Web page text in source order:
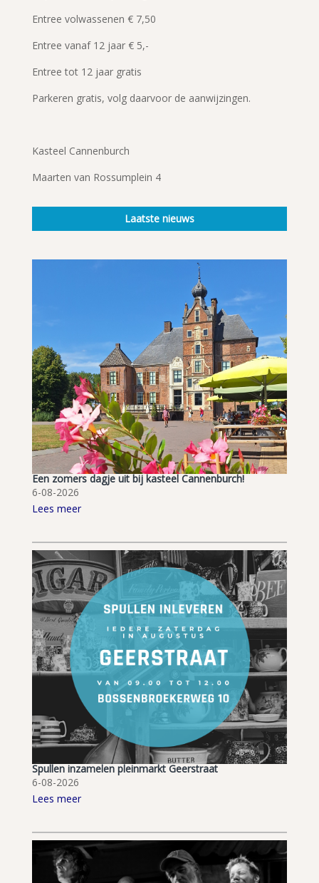
Entree volwassenen € 7,50
Entree vanaf 12 jaar € 5,-
Entree tot 12 jaar gratis
Parkeren gratis, volg daarvoor de aanwijzingen.
Kasteel Cannenburch
Maarten van Rossumplein 4
Laatste nieuws
Een zomers dagje uit bij kasteel Cannenburch!
6-08-2026
Lees meer
Spullen inzamelen pleinmarkt Geerstraat
6-08-2026
Lees meer